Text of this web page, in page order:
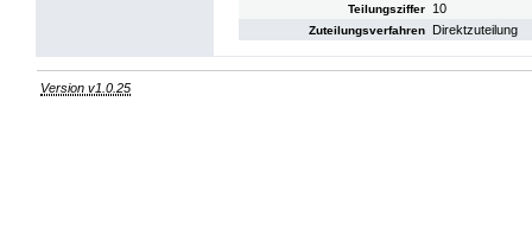
Teilungsziffer 10
Zuteilungsverfahren Direktzuteilung
Version v1.0.25